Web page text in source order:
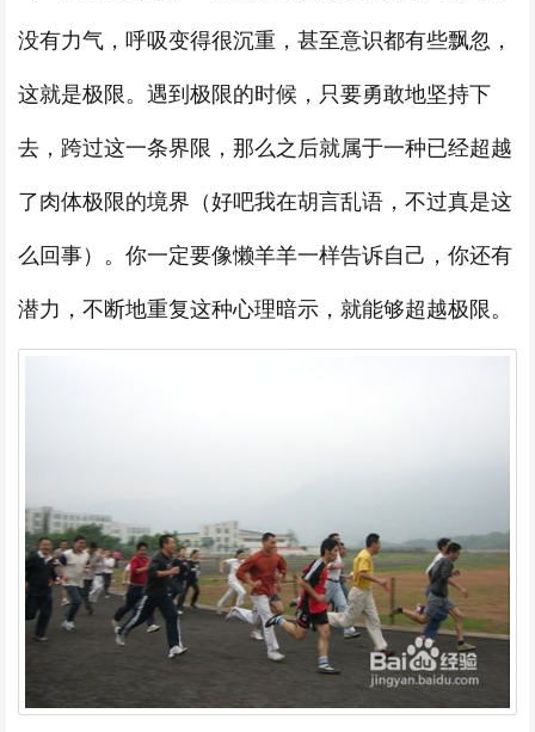
没有力气，呼吸变得很沉重，甚至意识都有些飘忽，
这就是极限。遇到极限的时候，只要勇敢地坚持下
去，跨过这一条界限，那么之后就属于一种已经超越
了肉体极限的境界（好吧我在胡言乱语，不过真是这
么回事）。你一定要像懒羊羊一样告诉自己，你还有
潜力，不断地重复这种心理暗示，就能够超越极限。